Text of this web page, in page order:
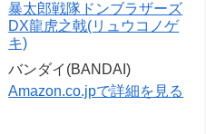
暴太郎戦隊ドンブラザーズ
DX龍虎之戟(リュウコノゲ
キ)
バンダイ(BANDAI)
Amazon.co.jpで詳細を見る